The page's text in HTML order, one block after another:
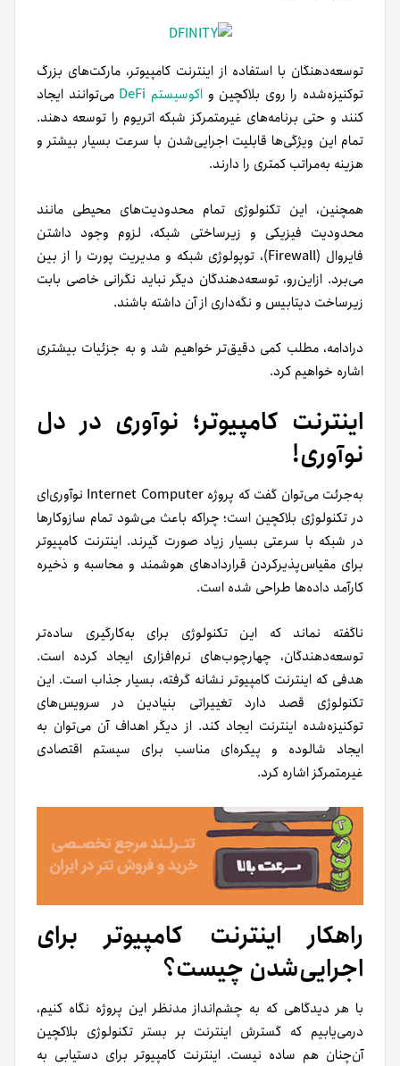
توسعه‌دهنگان با استفاده از اینترنت کامپیوتر، مارکت‌های بزرگ
توکنیزه‌شده‌ را روی بلاکچین واکوسیستم DeFi
می‌توانند ایجاد
کنند و حتی برنامه‌های غیرمتمرکز شبکه اتریوم را توسعه دهند.
تمام این ویژگی‌ها قابلیت اجرایی‌شدن با سرعت بسیار بیشتر و
هزینه به‌مراتب کمتری را دارند.
همچنین، این تکنولوژی تمام محدودیت‌های محیطی مانند
محدودیت‌ فیزیکی و زیرساختی شبکه، لزوم وجود داشتن
فایروال (Firewall)، توپولوژی شبکه و مدیریت پورت را از بین
می‌برد. ازاین‌رو، توسعه‌دهندگان دیگر نباید نگرانی خاصی بابت
زیرساخت دیتابیس و نگه‌داری از آن داشته باشند.
در‌ادامه، مطلب کمی دقیق‌تر خواهیم شد و به جزئیات بیشتری
اشاره خواهیم کرد.
اینترنت کامپیوتر؛ نوآوری در دل
نوآوری!
به‌‌جرئت می‌توان گفت که پروژه Internet Computer نوآوری‌ای
در تکنولوژی بلاکچین است؛ چراکه باعث می‌شود تمام سازوکارها
در شبکه با سرعتی بسیار زیاد صورت گیرند. اینترنت کامپیوتر
برای مقیاس‌پذیر‌کردن قراردادهای هوشمند و محاسبه و ذخیره
کارآمد داده‌ها طراحی شده است.
ناگفته نماند که این تکنولوژی برای به‌کارگیری ساده‌تر
توسعه‌دهندگان، چهارچوب‌های نرم‌افزاری ایجاد کرده است.
هدفی که اینترنت کامپیوتر نشانه گرفته، بسیار جذاب است. این
تکنولوژی قصد دارد تغییراتی بنیادین در سرویس‌های
توکنیزه‌شده اینترنت ایجاد کند. از دیگر اهداف آن می‌توان به
ایجاد شالوده و پیکره‌ای مناسب برای سیستم اقتصادی
غیرمتمرکز اشاره کرد.
راهکار اینترنت کامپیوتر برای
اجرایی‌شدن چیست؟
با هر دیدگاهی که به چشم‌انداز مدنظر این پروژه نگاه کنیم،
درمی‌یابیم که گسترش اینترنت بر بستر تکنولوژی بلاکچین
آن‌چنان هم ساده نیست. اینترنت کامپیوتر برای دستیابی به